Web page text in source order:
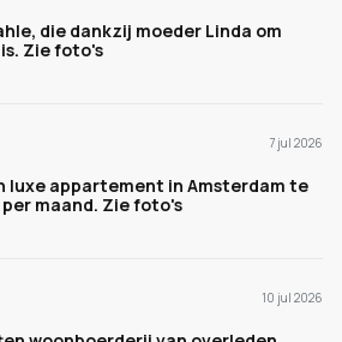
die dankzij moeder Linda om
Zie foto's
7 jul 2026
luxe appartement in Amsterdam te
maand. Zie foto's
10 jul 2026